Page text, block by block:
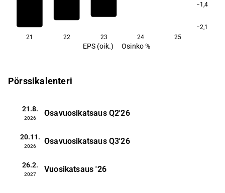
−1,4
−2,1
21
22 23 24 25
EPS (oik.) Osinko %
Pörssikalenteri
21.8.
2026
Osavuosikatsaus Q2'26
20.11.
2026
Osavuosikatsaus Q3'26
26.2.
2027
Vuosikatsaus '26